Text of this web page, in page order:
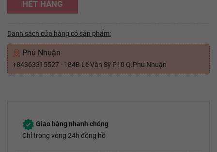
HẾT HÀNG
Danh sách cửa hàng có sản phẩm:
Phú Nhuận
+84363315527 - 184B Lê Văn Sỹ P10 Q.Phú Nhuận
Giao hàng nhanh chóng
Chỉ trong vòng 24h đồng hồ